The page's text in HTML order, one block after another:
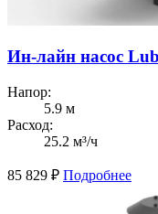
Ин-лайн насос
Напор:
5.9 м
Расход:
25.2 м³/ч
85 829 ₽ Подробнее